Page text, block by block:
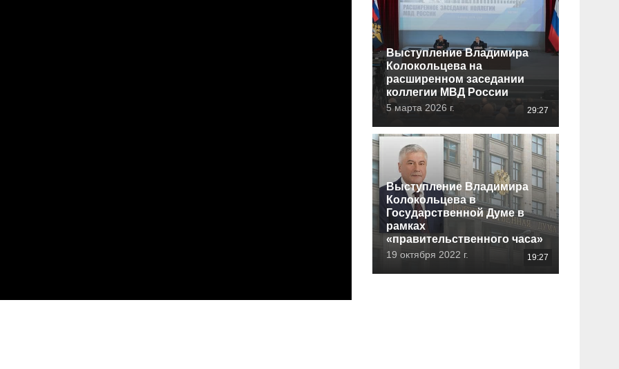
Выступление Владимира
Колокольцева на
расширенном заседании
коллегии МВД России
5 марта 2026 г. 29:27
Выступление Владимира
Колокольцева в
Государственной Думе в
рамках
«правительственного часа»
19 октября 2022 г. 19:27